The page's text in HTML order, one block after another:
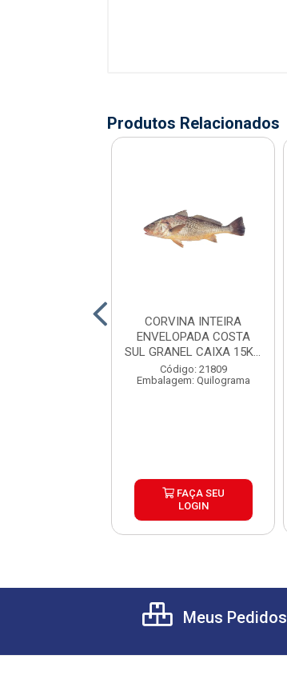
Produtos Relacionados
CORVINA INTEIRA
ENVELOPADA COSTA
SUL GRANEL CAIXA 15KG
PEÇAS...
Código: 21809
Embalagem: Quilograma
FAÇA SEU
LOGIN
Meus Pedidos